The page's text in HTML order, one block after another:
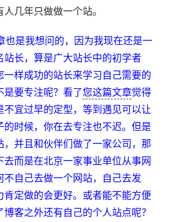
几年只做做一个站。
也是我想问的，因为我现在还是一
站长，算是广大站长中的初学者
一样成功的站长来学习自己需要的
是要专注呢？看了您这篇文章觉得
不宜过早的定型，等到遇见可以让
的时候，你在去专注也不迟。但是
，并且和伙伴们做了一家公司，那
去而是在北京一家事业单位从事网
不自己去做一个网站，自己去发
肯定做的会更好。或者能不能方便
客之外还有自己的个人站点呢？